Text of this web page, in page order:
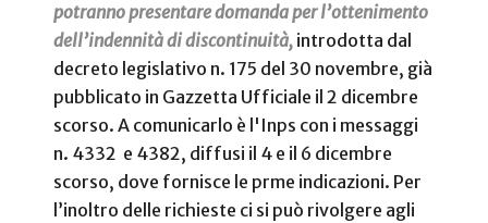
potranno presentare domanda per l’ottenimento
dell’indennità di discontinuità, introdotta dal
decreto legislativo n. 175 del 30 novembre, già
pubblicato in Gazzetta Ufficiale il 2 dicembre
scorso. A comunicarlo è l'Inps con i messaggi
n. 4332 e 4382, diffusi il 4 e il 6 dicembre
scorso, dove fornisce le prme indicazioni. Per
l’inoltro delle richieste ci si può rivolgere agli